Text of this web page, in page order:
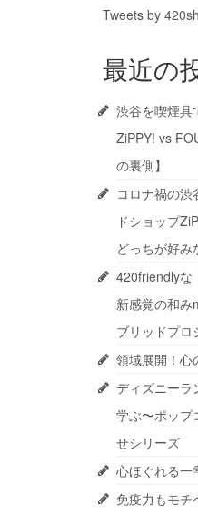
Tweets by
最近の
渋谷を喫煙具
ZiPPY! vs
の裏側】
コロナ禍の渋
ドショップ
どっちが好み
420friendlyな
新感覚の和み
ブリッドプロ
領域展開！心
ディズニーラ
学ぶ〜ポップ
せシリーズ
心ほぐれる一
免疫力もモチ